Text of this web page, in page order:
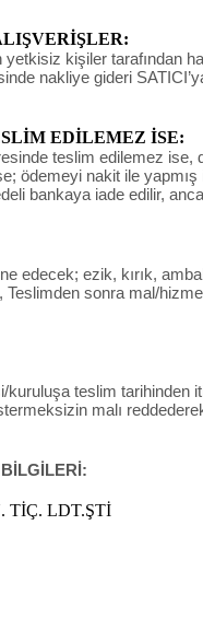
yetkisiz kişiler
nakliye gideri
EDİLEMEZ İSE:
teslim edilemez
ödemeyi nakit ile
bankaya iade edilir,
ezik, kırık,
sonra mal/
teslim
malı
TİÇ. LDT.ŞTİ